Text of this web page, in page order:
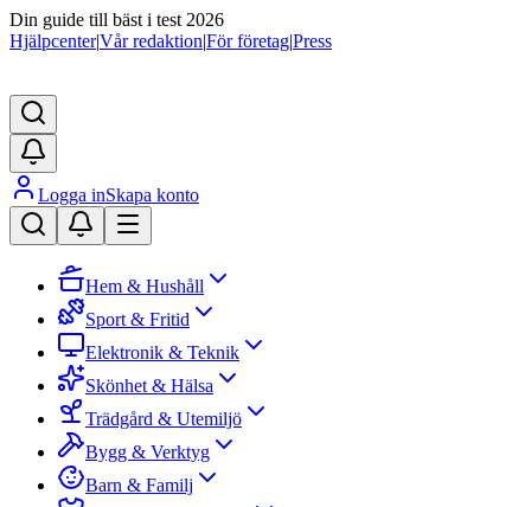
Din guide till bäst i test 2026
Hjälpcenter|Vår redaktion|För företag|Press
Logga inSkapa konto
Hem & Hushåll
Sport & Fritid
Elektronik & Teknik
Skönhet & Hälsa
Trädgård & Utemiljö
Bygg & Verktyg
Barn & Familj